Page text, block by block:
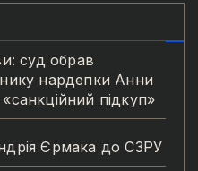
суд обрав
нардепки Анни
підкуп»
Єрмака до СЗРУ